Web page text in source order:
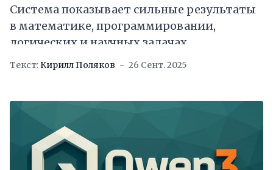
Система показывает сильные результаты
в математике, программировании,
логических и научных задачах
Текст: Кирилл Поляков 26 Сент. 2025